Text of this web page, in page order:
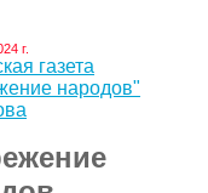
г.
газета
народов"